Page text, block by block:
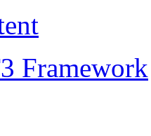
Framework